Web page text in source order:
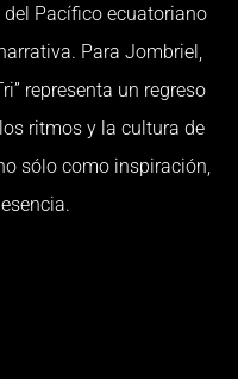
Pacífico ecuatoriano
Para Jombriel,
representa un regreso
ritmos y la cultura de
sólo como inspiración,